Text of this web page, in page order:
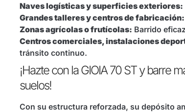
Naves logísticas y superficies exteriores:
Grandes talleres y centros de fabricación:
Zonas agrícolas o frutícolas: Barrido
Centros comerciales, instalaciones
tránsito continuo.
¡Hazte con la GIOIA 70 ST y barre
suelos!
Con su estructura reforzada, su depósito